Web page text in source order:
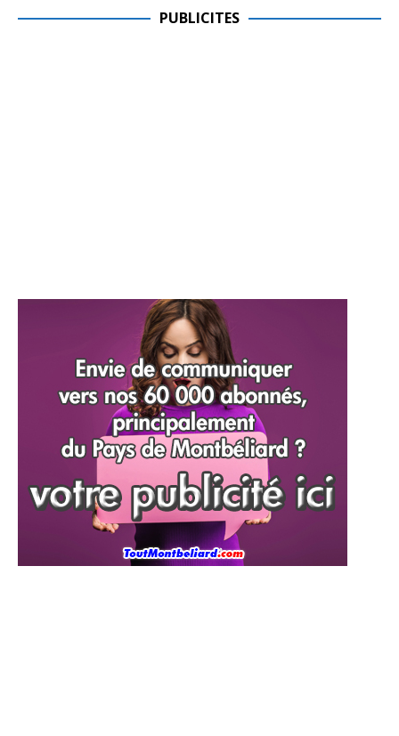
PUBLICITES